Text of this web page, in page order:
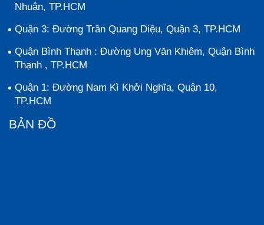
Nhuận, TP.HCM
Quận 3: Đường Trần Quang Diệu, Quận 3, TP.HCM
Quận Bình Thạnh : Đường Ung Văn Khiêm, Quận Bình
Thạnh , TP.HCM
Quận 1: Đường Nam Kì Khởi Nghĩa, Quận 10,
TP.HCM
BẢN ĐỒ